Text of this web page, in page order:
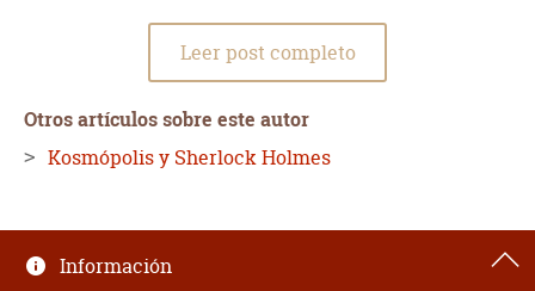
Leer post completo
Otros artículos sobre este autor
Kosmópolis y Sherlock Holmes
Información